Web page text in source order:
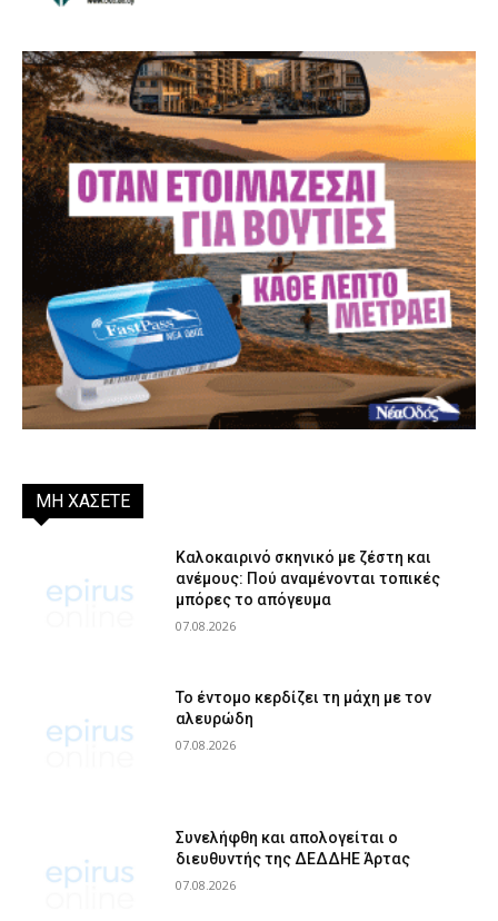
ΜΗ ΧΑΣΕΤΕ
Καλοκαιρινό σκηνικό με ζέστη και
ανέμους: Πού αναμένονται τοπικές
μπόρες το απόγευμα
07.08.2026
Το έντομο κερδίζει τη μάχη με τον
αλευρώδη
07.08.2026
Συνελήφθη και απολογείται ο
διευθυντής της ΔΕΔΔΗΕ Άρτας
07.08.2026